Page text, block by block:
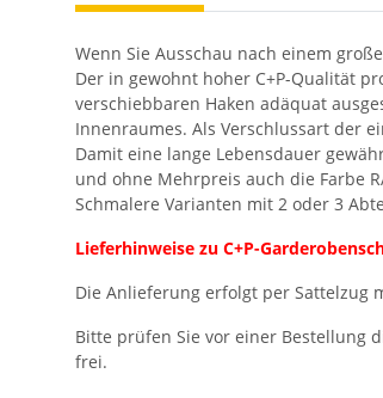
Wenn Sie Ausschau nach einem
Der in gewohnt hoher C+P-Qualität
verschiebbaren Haken adäquat
Innenraumes. Als Verschlussart der
Damit eine lange Lebensdauer
und ohne Mehrpreis auch die Farbe
Schmalere Varianten mit 2 oder 3
Lieferhinweise zu C+P-
Die Anlieferung erfolgt per Sattelzug
Bitte prüfen Sie vor einer Bestellung
frei.